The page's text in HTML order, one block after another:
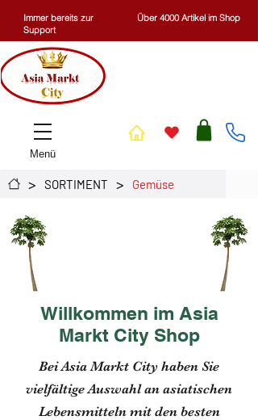
Menü
Immer bereits zur
Support
Über 4000 Artikel im Shop
> SORTIMENT > Gemüse
Willkommen im Asia
Markt City Shop
Bei Asia Markt City haben Sie
vielfältige Auswahl an asiatischen
Lebensmitteln mit den besten